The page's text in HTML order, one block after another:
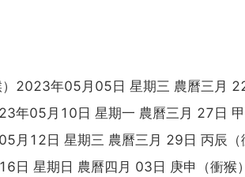
2023年05月05日 星期三 農曆三月
年05月10日 星期一 農曆三月 27日
月12日 星期三 農曆三月 29日 丙辰
日 星期日 農曆四月 03日 庚申（衝